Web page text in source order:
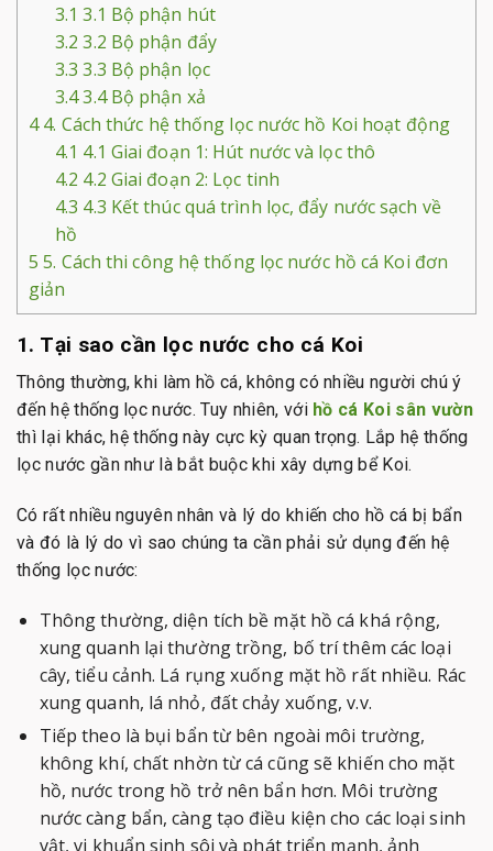
3.1 3.1 Bộ phận hút
3.2 3.2 Bộ phận đẩy
3.3 3.3 Bộ phận lọc
3.43.4 Bộ phận xả
44. Cách thức hệ thống lọc nước hồ Koi hoạt động
4.1 4.1 Giai đoạn 1: Hút nước và lọc thô
4.2 4.2 Giai đoạn 2: Lọc tinh
4.3 4.3 Kết thúc quá trình lọc, đẩy nước sạch về
hồ
5 5. Cách thi công hệ thống lọc nước hồ cá Koi đơn
giản
1. Tại sao cần lọc nước cho cá Koi
Thông thường, khi làm hồ cá, không có nhiều người chú ý
đến hệ thống lọc nước. Tuy nhiên, với hồ cá Koi sân vườn
thì lại khác, hệ thống này cực kỳ quan trọng. Lắp hệ thống
lọc nước gần như là bắt buộc khi xây dựng bể Koi.
Có rất nhiều nguyên nhân và lý do khiến cho hồ cá bị bẩn
và đó là lý do vì sao chúng ta cần phải sử dụng đến hệ
thống lọc nước:
Thông thường, diện tích bề mặt hồ cá khá rộng,
xung quanh lại thường trồng, bố trí thêm các loại
cây, tiểu cảnh. Lá rụng xuống mặt hồ rất nhiều. Rác
xung quanh, lá nhỏ, đất chảy xuống, v.v.
Tiếp theo là bụi bẩn từ bên ngoài môi trường,
không khí, chất nhờn từ cá cũng sẽ khiến cho mặt
hồ, nước trong hồ trở nên bẩn hơn. Môi trường
nước càng bẩn, càng tạo điều kiện cho các loại sinh
vật, vi khuẩn sinh sôi và phát triển mạnh, ảnh